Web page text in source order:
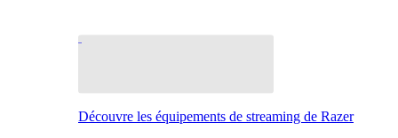
Découvre les équipements de streaming de Razer